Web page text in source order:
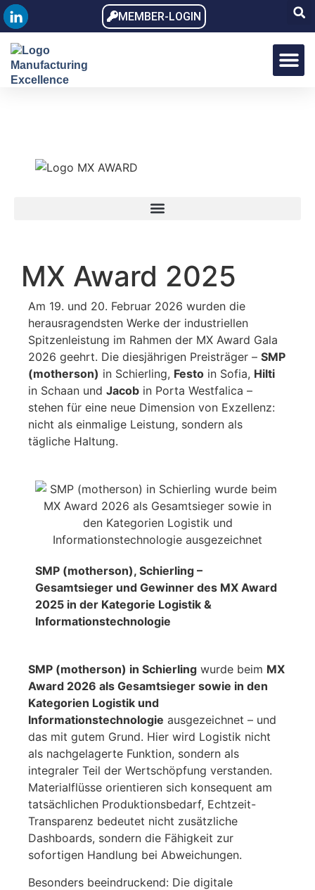
MEMBER-LOGIN
MX Award 2025
Am 19. und 20. Februar 2026 wurden die
herausragendsten Werke der industriellen
Spitzenleistung im Rahmen der MX Award Gala
2026 geehrt. Die diesjährigen Preisträger – SMP
(motherson) in Schierling, Festo in Sofia, Hilti
in Schaan und Jacob in Porta Westfalica –
stehen für eine neue Dimension von Exzellenz:
nicht als einmalige Leistung, sondern als
tägliche Haltung.
SMP (motherson), Schierling –
Gesamtsieger und Gewinner des MX Award
2025 in der Kategorie Logistik &
Informationstechnologie
SMP (motherson) in Schierling wurde beim MX
Award 2026 als Gesamtsieger sowie in den
Kategorien Logistik und
Informationstechnologie ausgezeichnet – und
das mit gutem Grund. Hier wird Logistik nicht
als nachgelagerte Funktion, sondern als
integraler Teil der Wertschöpfung verstanden.
Materialflüsse orientieren sich konsequent am
tatsächlichen Produktionsbedarf, Echtzeit-
Transparenz bedeutet nicht zusätzliche
Dashboards, sondern die Fähigkeit zur
sofortigen Handlung bei Abweichungen.
Besonders beeindruckend: Die digitale